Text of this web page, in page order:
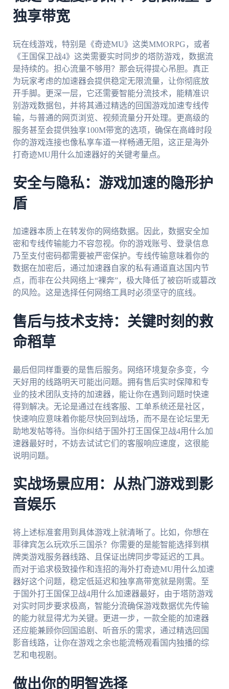
独享带宽
玩在线游戏，特别是《奇迹MU》这类MMORPG，或者
《王国保卫战4》这类需要实时同步的塔防游戏，数据流
是持续的。担心流量不够用？那会玩得提心吊胆。真正
为玩家考虑的加速器会提供稳定无限流量，让你彻底放
开手脚。更深一层，它还需要智能分流技术，能精准识
别游戏数据包，并将其通过精选的回国游戏加速专线传
输，与普通的网页浏览、视频流量分开处理。更高级的
服务甚至会提供独享100M带宽的选项，确保在高峰时段
你的游戏连接也像私享车道一样畅通无阻，这正是海外
打奇迹MU用什么加速器好的关键考量点。
安全与隐私：游戏加速的隐形护
盾
加速器本质上在转发你的网络数据。因此，数据安全加
密和专线传输能力不容忽视。你的游戏账号、登录信息
乃至支付密码都需要被严密保护。专线传输意味着你的
数据在加密后，通过加速器自家的私有通道直达国内节
点，而非在公共网络上“裸奔”，极大降低了被窃听或篡改
的风险。这是选择任何网络工具时必须坚守的底线。
售后与技术支持：关键时刻的救
命稻草
最后但同样重要的是售后服务。网络环境复杂多变，今
天好用的线路明天可能出问题。拥有售后实时保障和专
业的技术团队支持的加速器，能让你在遇到问题时快速
得到解决。无论是通过在线客服、工单系统还是社区，
快速响应意味着你能尽快回到战场，而不是在论坛里无
助地发帖等待。当你纠结于国外打王国保卫战4用什么加
速器最好时，不妨去试试它们的客服响应速度，这很能
说明问题。
实战场景应用：从热门游戏到影
音娱乐
将上述标准套用到具体游戏上就清晰了。比如，你想在
菲律宾怎么玩欢乐三国杀？你需要的是能智能选择到棋
牌类游戏服务器线路、且保证出牌同步零延迟的工具。
而对于追求极致操作和连招的海外打奇迹MU用什么加速
器好这个问题，稳定低延迟和独享高带宽就是刚需。至
于国外打王国保卫战4用什么加速器最好，由于塔防游戏
对实时同步要求极高，智能分流确保游戏数据优先传输
的能力就显得尤为关键。更进一步，一款全能的加速器
还应能兼顾你回国追剧、听音乐的需求，通过精选回国
影音线路，让你在游戏之余也能流畅观看国内独播的综
艺和电视剧。
做出你的明智选择